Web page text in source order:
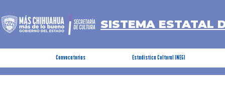
SISTEMA ESTATAL
Convocatorias Estadística Cultural INEGI